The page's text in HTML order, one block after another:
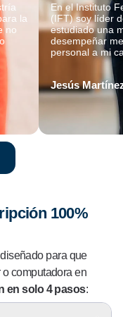
la
no
En el Instituto
(IFT) soy líder
estudiado una
desempeñar
personal a mi
Jesús
100%
para que
computadora en
en solo 4 pasos: